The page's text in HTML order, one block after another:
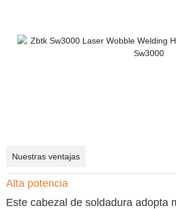
Nuestras ventajas
Alta potencia
Este cabezal de soldadura adopta